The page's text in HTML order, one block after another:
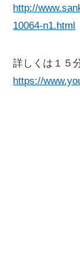
http://
10064-n1.html
詳しくは１５
https://